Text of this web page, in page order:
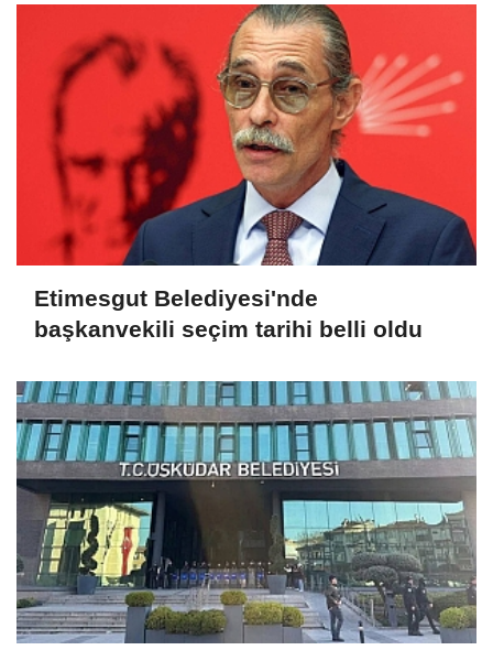
Etimesgut Belediyesi'nde
başkanvekili seçim tarihi belli oldu